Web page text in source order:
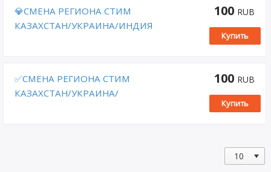
💎СМЕНА РЕГИОНА СТИМ
КАЗАХСТАН/УКРАИНА/ИНДИЯ
100 RUB
Купить
✅СМЕНА РЕГИОНА СТИМ
КАЗАХСТАН/УКРАИНА/
100 RUB
Купить